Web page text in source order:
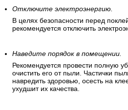
Отключите электроэнергию.
В целях безопасности перед
рекомендуется отключить
Наведите порядок в помещении.
Рекомендуется провести полную
очистить его от пыли. Частички
навредить здоровью, осесть на
ухудшит их качества.